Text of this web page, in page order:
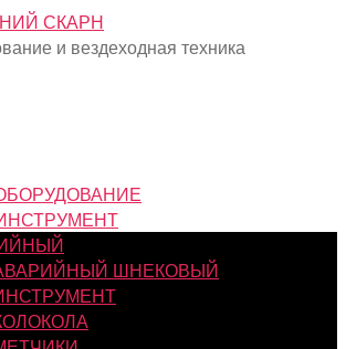
СКАРН
и вездеходная техника
ШНЕКОВЫЙ